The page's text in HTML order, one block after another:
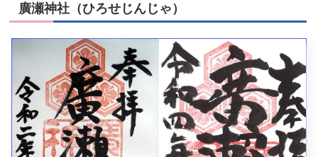
廣瀬神社（ひろせじんじゃ）